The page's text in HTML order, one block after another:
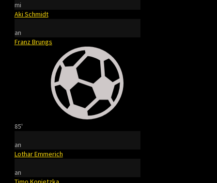
mi
Aki Schmidt
an
Franz Brungs
85'
an
Lothar Emmerich
an